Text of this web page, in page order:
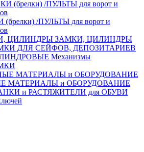
/ПУЛЬТЫ для ворот и
ЗАМКИ, ЦИЛИНДРЫ
ДЛЯ СЕЙФОВ, ДЕПОЗИТАРИЕВ
Механизмы
МАТЕРИАЛЫ и ОБОРУДОВАНИЕ
и РАСТЯЖИТЕЛИ для ОБУВИ